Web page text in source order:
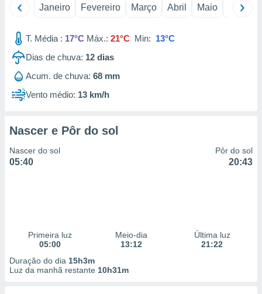
utilizar
criar
da
dos
melhorar
dados
Janeiro Fevereiro Março Abril Maio Junho
T. Média : 17°C Máx.: 21°C Min: 13°C
Dias de chuva: 12 dias
Acum. de chuva: 68 mm
Vento médio: 13 km/h
Nascer e Pôr do sol
Nascer do sol
05:40
Pôr do sol
20:43
Primeira luz
05:00
Meio-dia
13:12
Última luz
21:22
Duração do dia 15h3m
Luz da manhã restante 10h31m